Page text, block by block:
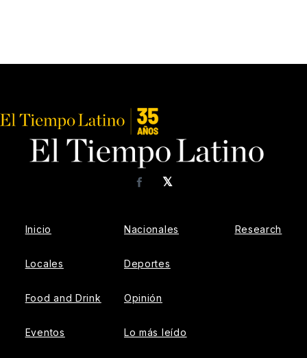
𝕏
Facebook
Inicio
Locales
Food and Drink
Eventos
Nacionales
Deportes
Opinión
Lo más leído
Research